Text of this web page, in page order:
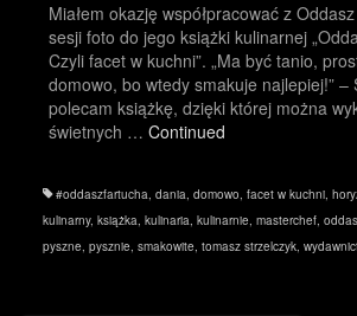
Miałem okazję współpracować z
sesji foto do jego książki kulinarnej
Czyli facet w kuchni”. „Ma być tanio,
domowo, bo wtedy smakuje najlepiej!” –
polecam książkę, dzięki której można
świetnych … Continued
#oddaszfartucha, dania, domowo, facet w kuchni,
kulinarny, książka, kulinaria, kulinarnie, masterchef,
pyszne, pysznie, smakowite, tomasz strzelczyk,